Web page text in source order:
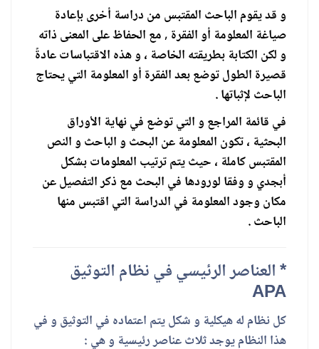
و قد يقوم الباحث المقتبس من دراسة أخرى بإعادة
صياغة المعلومة أو الفقرة , مع الحفاظ على المعنى ذاته
و لكن الكتابة بطريقته الخاصة ، و هذه الاقتباسات عادةً
قصيرة الطول توضع بعد الفقرة أو المعلومة التي يحتاج
الباحث لإثباتها .
في قائمة المراجع و التي توضع في نهاية الأوراق
البحثية ، تكون المعلومة عن البحث و الباحث و النص
المقتبس كاملة ، حيث يتم ترتيب المعلومات بشكل
أبجدي و وفقا لورودها في البحث مع ذكر التفصيل عن
مكان وجود المعلومة في الدراسة التي اقتبس منها
الباحث .
* العناصر الرئيسي في نظام التوثيق
APA
كل نظام له هيكلية و شكل يتم اعتماده في التوثيق و في
هذا النظام يوجد ثلاث عناصر رئيسية و هي :